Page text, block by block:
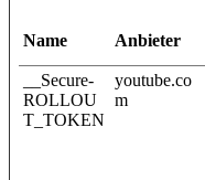
Name Anbieter
__Secure-
ROLLOU
T_TOKEN
youtube.co
m